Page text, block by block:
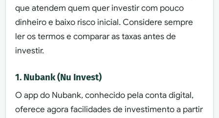
que atendem quem quer investir com pouco
dinheiro e baixo risco inicial. Considere sempre
ler os termos e comparar as taxas antes de
investir.
1. Nubank (Nu Invest)
O app do Nubank, conhecido pela conta digital,
oferece agora facilidades de investimento a partir